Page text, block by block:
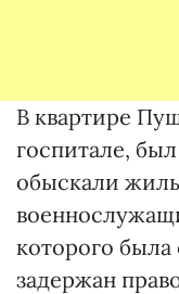
В квартире
госпитале,
обыскали
которого была
задержан